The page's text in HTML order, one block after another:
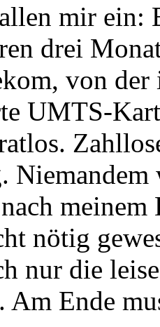
mir ein:
drei
von der
UMTS-
nötig
nur die
Am Ende